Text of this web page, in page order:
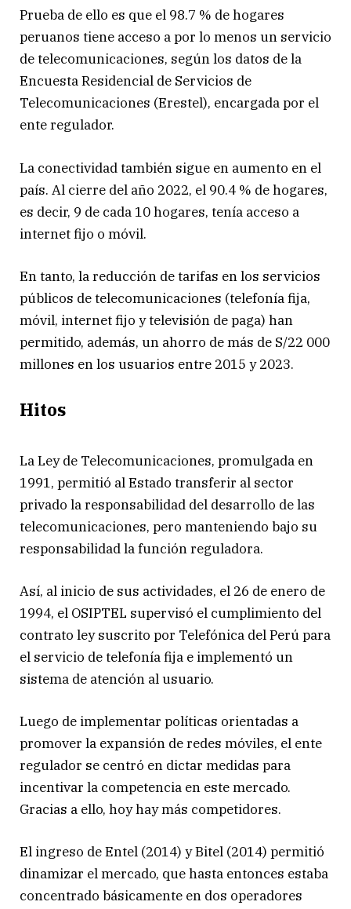
Prueba de ello es que el 98.7 % de hogares
peruanos tiene acceso a por lo menos un servicio
de telecomunicaciones, según los datos de la
Encuesta Residencial de Servicios de
Telecomunicaciones (Erestel), encargada por el
ente regulador.
La conectividad también sigue en aumento en el
país. Al cierre del año 2022, el 90.4 % de hogares,
es decir, 9 de cada 10 hogares, tenía acceso a
internet fijo o móvil.
En tanto, la reducción de tarifas en los servicios
públicos de telecomunicaciones (telefonía fija,
móvil, internet fijo y televisión de paga) han
permitido, además, un ahorro de más de S/22 000
millones en los usuarios entre 2015 y 2023.
Hitos
La Ley de Telecomunicaciones, promulgada en
1991, permitió al Estado transferir al sector
privado la responsabilidad del desarrollo de las
telecomunicaciones, pero manteniendo bajo su
responsabilidad la función reguladora.
Así, al inicio de sus actividades, el 26 de enero de
1994, el OSIPTEL supervisó el cumplimiento del
contrato ley suscrito por Telefónica del Perú para
el servicio de telefonía fija e implementó un
sistema de atención al usuario.
Luego de implementar políticas orientadas a
promover la expansión de redes móviles, el ente
regulador se centró en dictar medidas para
incentivar la competencia en este mercado.
Gracias a ello, hoy hay más competidores.
El ingreso de Entel (2014) y Bitel (2014) permitió
dinamizar el mercado, que hasta entonces estaba
concentrado básicamente en dos operadores